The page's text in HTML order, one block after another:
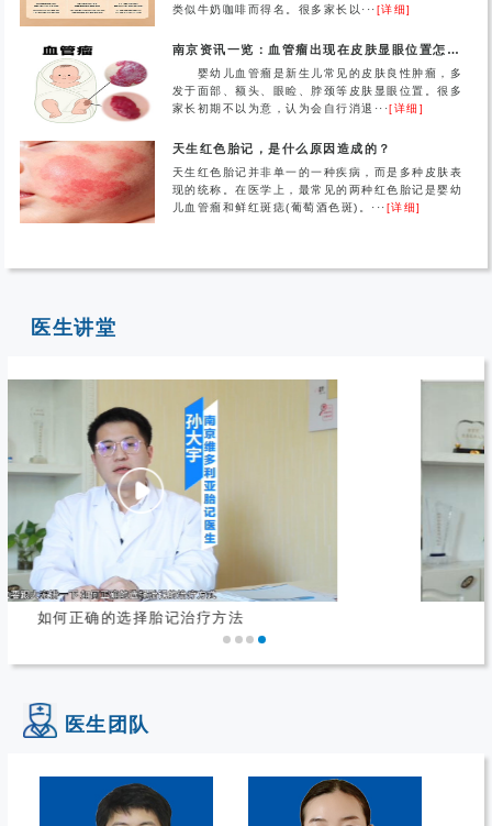
类似牛奶咖啡而得名。很多家长以···[详细]
南京资讯一览：血管瘤出现在皮肤显眼位置怎么办？
婴幼儿血管瘤是新生儿常见的皮肤良性肿瘤，多
发于面部、额头、眼睑、脖颈等皮肤显眼位置。很多
家长初期不以为意，认为会自行消退···[详细]
天生红色胎记，是什么原因造成的？
天生红色胎记并非单一的一种疾病，而是多种皮肤表
现的统称。在医学上，最常见的两种红色胎记是婴幼
儿血管瘤和鲜红斑痣(葡萄酒色斑)。···[详细]
医生讲堂
什么是鲜红斑痣
医生团队